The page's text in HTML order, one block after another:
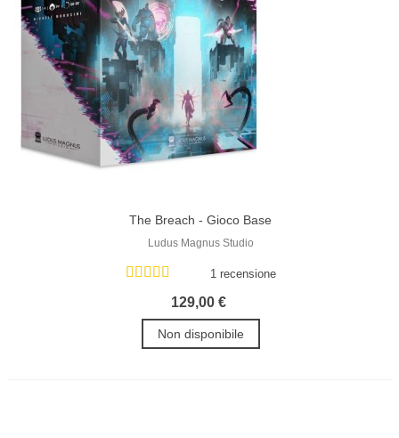
The Breach - Gioco Base
Ludus Magnus Studio
1 recensione
129,00 €
Non disponibile